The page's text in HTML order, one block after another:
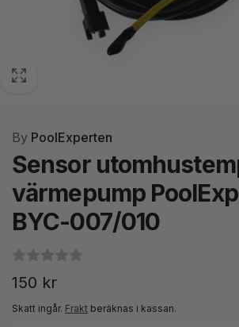
By PoolExperten
Sensor
värmepump
BYC-007/010
Ordinarie
pris
150 kr
Skatt ingår. Frakt beräknas i kassan.